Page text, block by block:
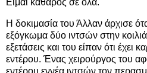
Είμαι καθαρός σε όλα."
Η δοκιμασία του Άλλαν άρχισε
εξόγκωμα δύο ιντσών στην
εξετάσεις και του είπαν ότι έχει
εντέρου. Ένας χειρούργος του
εντέρου εννέα ιντσών τον